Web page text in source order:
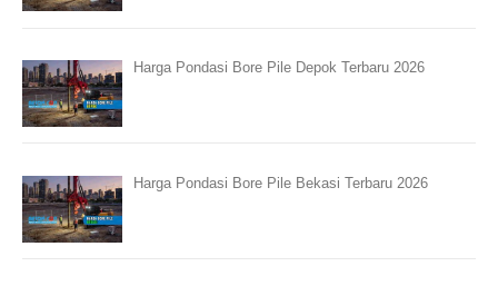
Harga Pondasi Bore Pile Depok Terbaru 2026
Harga Pondasi Bore Pile Bekasi Terbaru 2026